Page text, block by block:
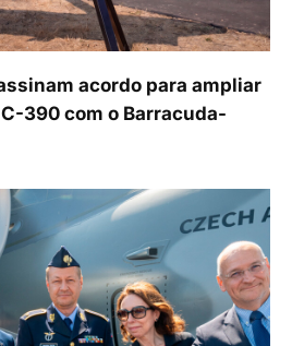
acordo para ampliar
390 com o Barracuda-